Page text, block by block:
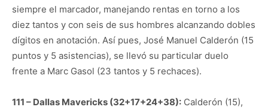
siempre el marcador, manejando rentas en torno a los
diez tantos y con seis de sus hombres alcanzando dobles
dígitos en anotación. Así pues, José Manuel Calderón (15
puntos y 5 asistencias), se llevó su particular duelo
frente a Marc Gasol (23 tantos y 5 rechaces).
111 – Dallas Mavericks (32+17+24+38): Calderón (15),